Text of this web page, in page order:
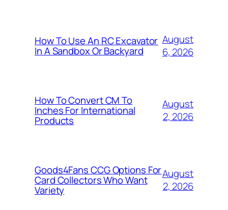
How To Use An RC Excavator
In A Sandbox Or Backyard
August
6, 2026
How To Convert CM To
Inches For International
Products
August
2, 2026
Goods4Fans CCG Options For
Card Collectors Who Want
Variety
August
2, 2026